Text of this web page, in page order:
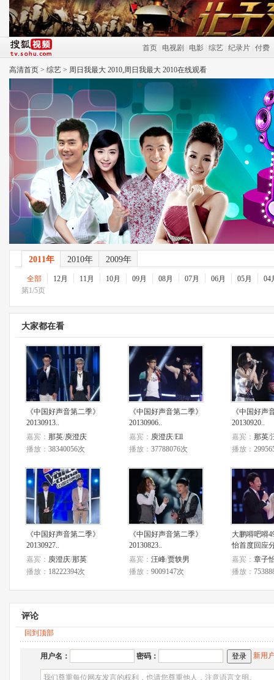
首页| 电视剧 电影| 综艺| 纪录片| 付费
高清首页 > 综艺 > 周日我最大 2010,周日我最大 2010在线观看
2011年 2010年 2009年
全部 12月 11月 10月 09月 08月 07月 06月 05月
04
第1/5页
大家都在看
《中国好声音第二季》
20130913..
嘉宾： 那英/庾澄庆
播放： 38340056次
《中国好声音第二季》
20130906..
嘉宾： 庾澄庆/Ell
播放： 37788076次
《中国好声
20130920..
嘉宾： 那英/
播放：
《中国好声音第二季》
20130927..
嘉宾： 庾澄庆/那英
播放： 18222394次
《中国好声音第二季》
20130823..
嘉宾： 汪峰/贾轶男
播放： 9009147次
大鹏嘚吧嘚
怡首度回应
嘉宾： 章子
播放：
评论
回到顶部
用户名： 密码： 新用